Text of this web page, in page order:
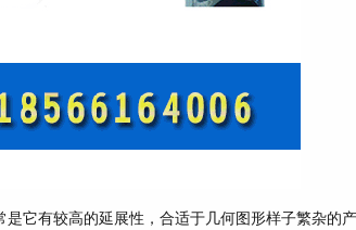
它有较高的延展性，合适于几何图形样子繁杂的产